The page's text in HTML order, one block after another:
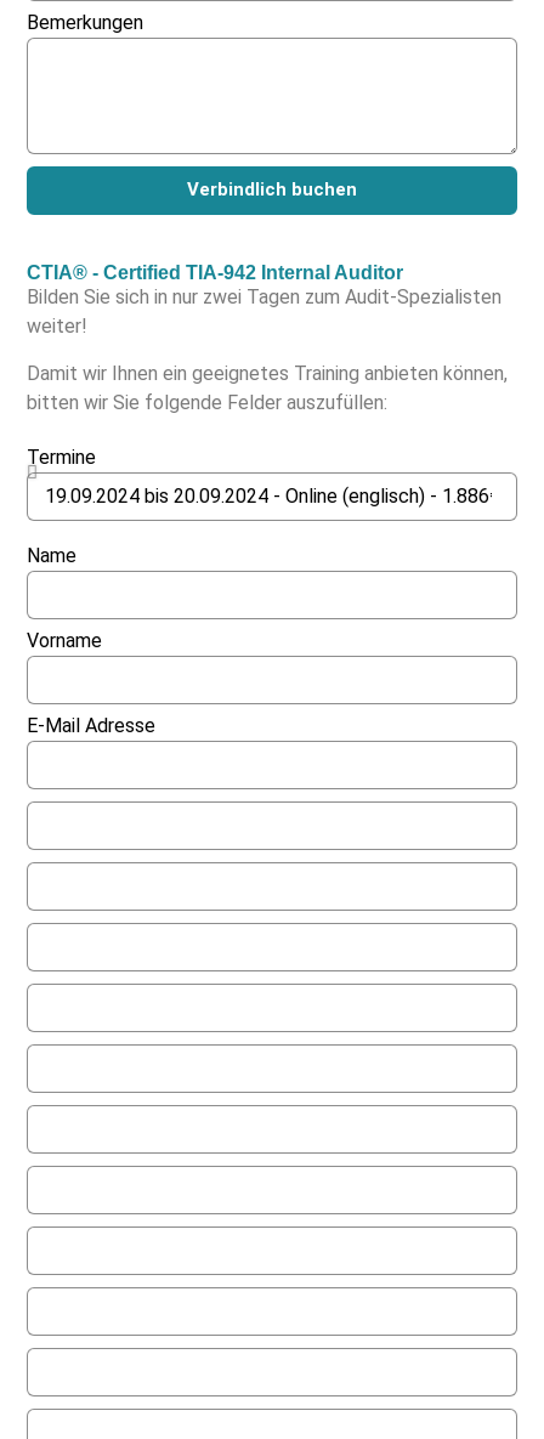
Bemerkungen
Verbindlich buchen
CTIA® - Certified TIA-942 Internal Auditor
Bilden Sie sich in nur zwei Tagen zum Audit-Spezialisten
weiter!
Damit wir Ihnen ein geeignetes Training anbieten können,
bitten wir Sie folgende Felder auszufüllen:
Termine
Name
Vorname
E-Mail Adresse